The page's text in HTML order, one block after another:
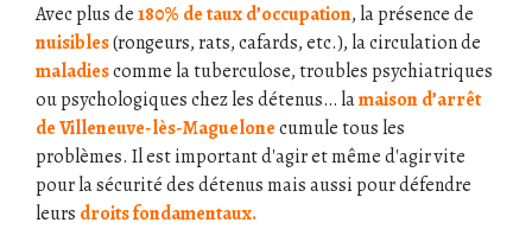
Avec plus de180% de taux d’occupation, la présence de
nuisibles(rongeurs, rats, cafards, etc.), la circulation de
maladiescomme la tuberculose, troubles psychiatriques
ou psychologiques chez les détenus… lamaison d’arrêt
de Villeneuve-lès-Maguelonecumule tous les
problèmes. Il est important d'agir et même d'agir vite
pour la sécurité des détenus mais aussi pour défendre
leurs droits fondamentaux.